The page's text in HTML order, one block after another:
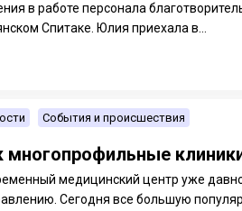
в работе персонала
Спитаке. Юлия приехала в...
События и происшествия
многопрофильные
медицинский центр уже
Сегодня все большую